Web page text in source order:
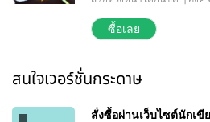
พักผ่อนเสียที คนบ้าหน้าตาดี
วัน คนบ้ากับพยาบาลเเสนน่า
ซื้อเลย
สนใจเวอร์ชั่นกระดาษ
สั่งซื้อผ่านเว็บไซต์นักเขี